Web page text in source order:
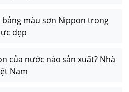
bảng màu sơn Nippon trong
đẹp
của nước nào sản xuất? Nhà
Nam